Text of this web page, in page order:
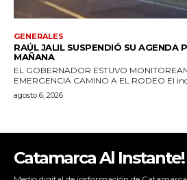
Catamarca Al Instante!